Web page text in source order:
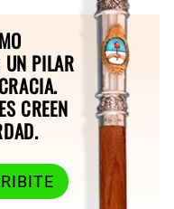
UN PILAR
CREEN